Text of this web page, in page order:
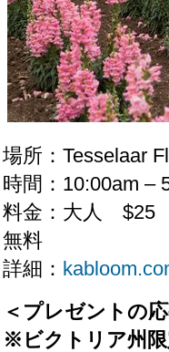
場所：Tesselaar
時間：10:00am –
料金：大人
無料
詳細：
＜プレゼントの
※ビクトリア州